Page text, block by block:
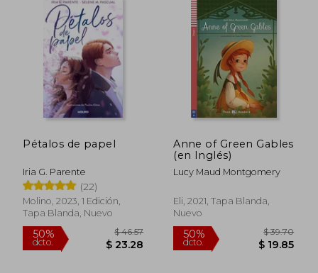
50%
dcto.
50%
dcto.
Pétalos de papel
Iria G. Parente
(22)
Molino, 2023, 1 Edición,
Tapa Blanda, Nuevo
Anne of Green Gables
(en Inglés)
Lucy Maud Montgomery
Eli, 2021, Tapa Blanda,
Nuevo